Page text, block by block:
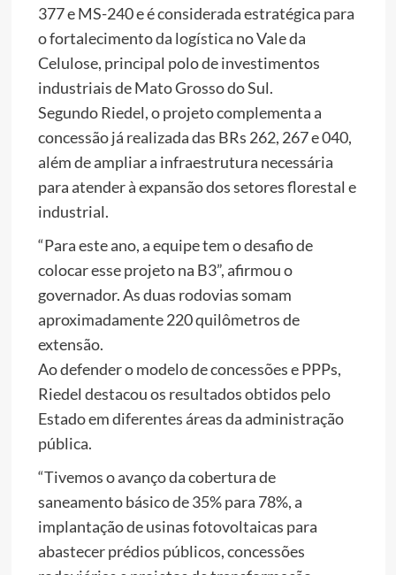
377 e MS-240 e é considerada estratégica para
o fortalecimento da logística no Vale da
Celulose, principal polo de investimentos
industriais de Mato Grosso do Sul.
Segundo Riedel, o projeto complementa a
concessão já realizada das BRs 262, 267 e 040,
além de ampliar a infraestrutura necessária
para atender à expansão dos setores florestal e
industrial.
“Para este ano, a equipe tem o desafio de
colocar esse projeto na B3”, afirmou o
governador. As duas rodovias somam
aproximadamente 220 quilômetros de
extensão.
Ao defender o modelo de concessões e PPPs,
Riedel destacou os resultados obtidos pelo
Estado em diferentes áreas da administração
pública.
“Tivemos o avanço da cobertura de
saneamento básico de 35% para 78%, a
implantação de usinas fotovoltaicas para
abastecer prédios públicos, concessões